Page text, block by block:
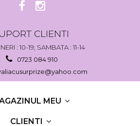
CLIENTI
: 10-19; SAMBATA : 11-14
0723 084 910
MEU
CLIENTI